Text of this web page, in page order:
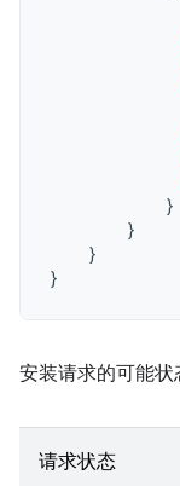
}
}
}
}
安装请求的可能状
请求状态